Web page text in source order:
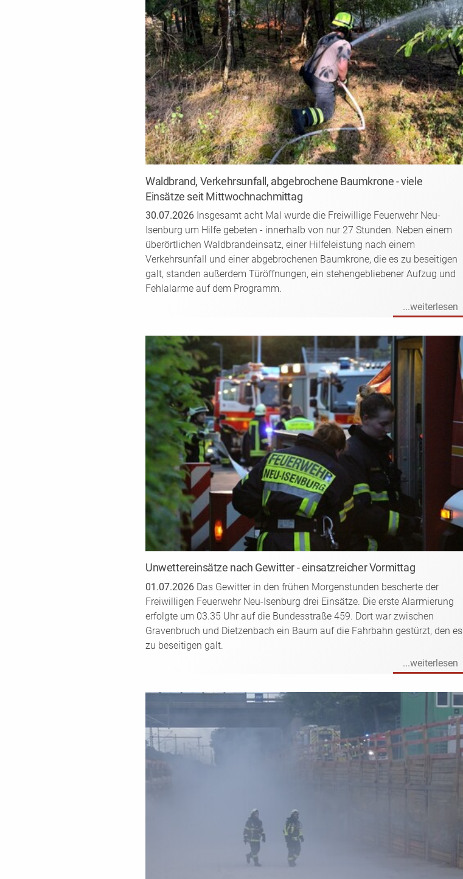
Waldbrand, Verkehrsunfall, abgebrochene Baumkrone - viele
Einsätze seit Mittwochnachmittag
30.07.2026 Insgesamt acht Mal wurde die Freiwillige Feuerwehr Neu-
Isenburg um Hilfe gebeten - innerhalb von nur 27 Stunden. Neben einem
überörtlichen Waldbrandeinsatz, einer Hilfeleistung nach einem
Verkehrsunfall und einer abgebrochenen Baumkrone, die es zu beseitigen
galt, standen außerdem Türöffnungen, ein stehengebliebener Aufzug und
Fehlalarme auf dem Programm.
...weiterlesen
Unwettereinsätze nach Gewitter - einsatzreicher Vormittag
01.07.2026 Das Gewitter in den frühen Morgenstunden bescherte der
Freiwilligen Feuerwehr Neu-Isenburg drei Einsätze. Die erste Alarmierung
erfolgte um 03.35 Uhr auf die Bundesstraße 459. Dort war zwischen
Gravenbruch und Dietzenbach ein Baum auf die Fahrbahn gestürzt, den es
zu beseitigen galt.
...weiterlesen